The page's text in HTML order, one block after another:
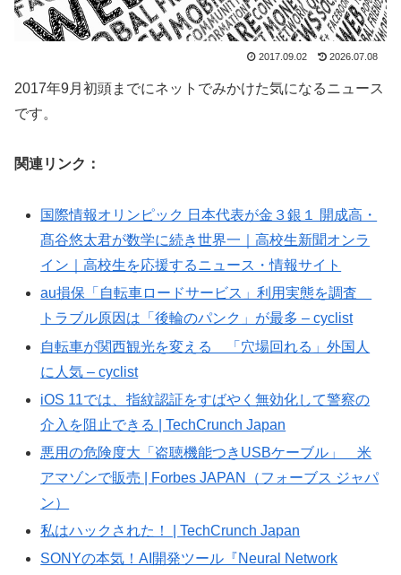
2017.09.02 2026.07.08
2017年9月初頭までにネットでみかけた気になるニュース
です。
関連リンク：
国際情報オリンピック 日本代表が金３銀１ 開成高・
髙谷悠太君が数学に続き世界一｜高校生新聞オンラ
イン｜高校生を応援するニュース・情報サイト
au損保「自転車ロードサービス」利用実態を調査
トラブル原因は「後輪のパンク」が最多 – cyclist
自転車が関西観光を変える 「穴場回れる」外国人
に人気 – cyclist
iOS 11では、指紋認証をすばやく無効化して警察の
介入を阻止できる | TechCrunch Japan
悪用の危険度大「盗聴機能つきUSBケーブル」 米
アマゾンで販売 | Forbes JAPAN（フォーブス ジャパ
ン）
私はハックされた！ | TechCrunch Japan
SONYの本気！AI開発ツール『Neural Network